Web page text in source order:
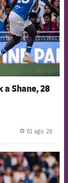
Shane, 28
01 ago. 26